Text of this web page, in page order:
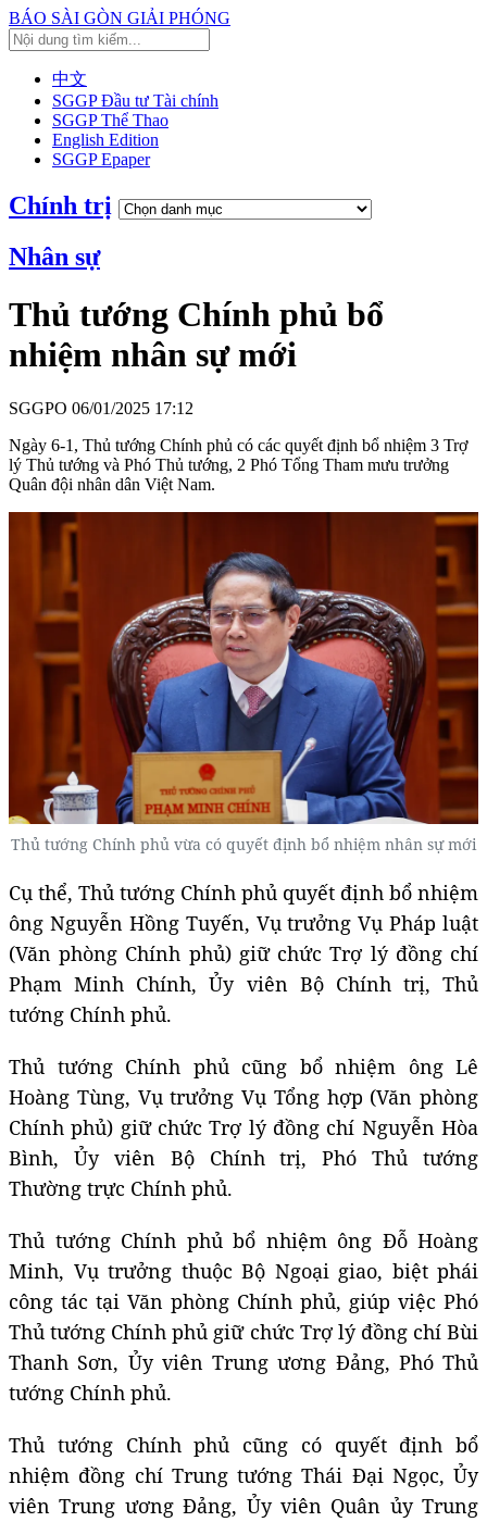
BÁO SÀI GÒN GIẢI PHÓNG
中文
SGGP Đầu tư Tài chính
SGGP Thể Thao
English Edition
SGGP Epaper
Chính trị
Nhân sự
Thủ tướng Chính phủ bổ
nhiệm nhân sự mới
SGGPO 06/01/2025 17:12
Ngày 6-1, Thủ tướng Chính phủ có các quyết định bổ nhiệm 3 Trợ
lý Thủ tướng và Phó Thủ tướng, 2 Phó Tổng Tham mưu trưởng
Quân đội nhân dân Việt Nam.
Thủ tướng Chính phủ vừa có quyết định bổ nhiệm nhân sự mới
Cụ thể, Thủ tướng Chính phủ quyết định bổ nhiệm
ông Nguyễn Hồng Tuyến, Vụ trưởng Vụ Pháp luật
(Văn phòng Chính phủ) giữ chức Trợ lý đồng chí
Phạm Minh Chính, Ủy viên Bộ Chính trị, Thủ
tướng Chính phủ.
Thủ tướng Chính phủ cũng bổ nhiệm ông Lê
Hoàng Tùng, Vụ trưởng Vụ Tổng hợp (Văn phòng
Chính phủ) giữ chức Trợ lý đồng chí Nguyễn Hòa
Bình, Ủy viên Bộ Chính trị, Phó Thủ tướng
Thường trực Chính phủ.
Thủ tướng Chính phủ bổ nhiệm ông Đỗ Hoàng
Minh, Vụ trưởng thuộc Bộ Ngoại giao, biệt phái
công tác tại Văn phòng Chính phủ, giúp việc Phó
Thủ tướng Chính phủ giữ chức Trợ lý đồng chí Bùi
Thanh Sơn, Ủy viên Trung ương Đảng, Phó Thủ
tướng Chính phủ.
Thủ tướng Chính phủ cũng có quyết định bổ
nhiệm đồng chí Trung tướng Thái Đại Ngọc, Ủy
viên Trung ương Đảng, Ủy viên Quân ủy Trung